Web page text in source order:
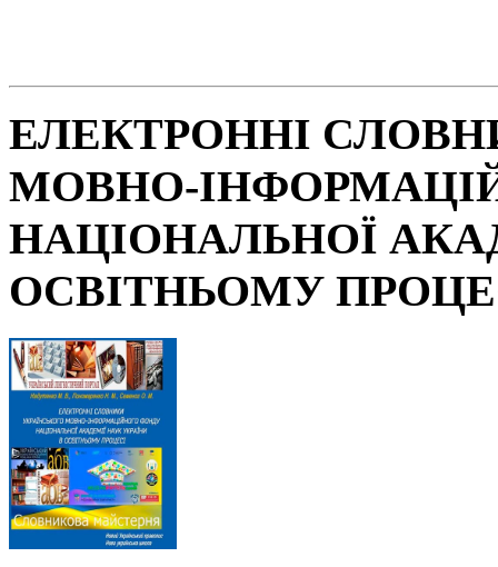
ЕЛЕКТРОННІ
МОВНО-
НАЦІОНАЛЬНОЇ
ОСВІТНЬОМУ